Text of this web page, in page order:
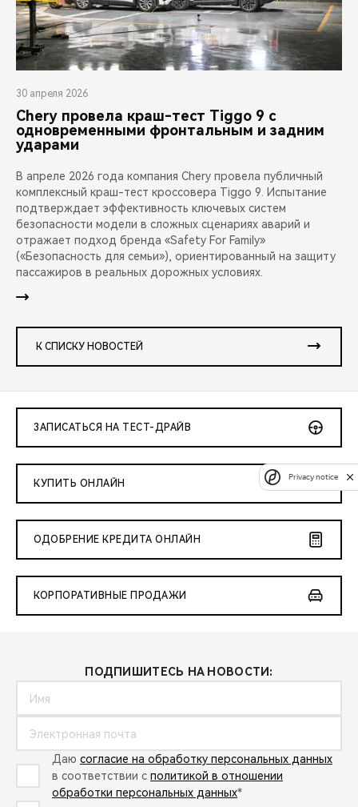
30 апреля 2026
Chery провела краш-тест Tiggo 9 с
одновременными фронтальным и задним
ударами
В апреле 2026 года компания Chery провела публичный
комплексный краш-тест кроссовера Tiggo 9. Испытание
подтверждает эффективность ключевых систем
безопасности модели в сложных сценариях аварий и
отражает подход бренда «Safety For Family»
(«Безопасность для семьи»), ориентированный на защиту
пассажиров в реальных дорожных условиях.
К СПИСКУ НОВОСТЕЙ
ЗАПИСАТЬСЯ НА ТЕСТ-ДРАЙВ
КУПИТЬ ОНЛАЙН
ОДОБРЕНИЕ КРЕДИТА ОНЛАЙН
КОРПОРАТИВНЫЕ ПРОДАЖИ
ПОДПИШИТЕСЬ НА НОВОСТИ:
Даю согласие на обработку персональных данных
в соответствии с политикой в отношении
обработки персональных данных*
Privacy notice